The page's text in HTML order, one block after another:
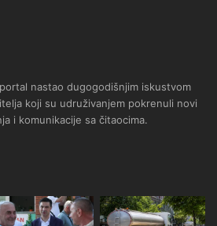
nastao dugogodišnjim iskustvom
koji su udruživanjem pokrenuli novi
i komunikacije sa čitaocima.